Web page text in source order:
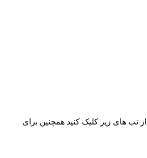
پخش شد، جهت دانلود و شنیدن این آهنگ با کیفیت های ۱۲۸ و ۳۲۰ می توانید روی یکی از تب های زیر کلیک کنید همچنین برای